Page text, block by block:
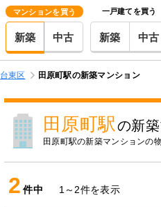
マンションを買う
新築 中古
一戸建てを買う
新築 中古
台東区 田原町駅の新築マンション
田原町駅の新
田原町駅の新築マンションの
2 件中 1～2件を表示